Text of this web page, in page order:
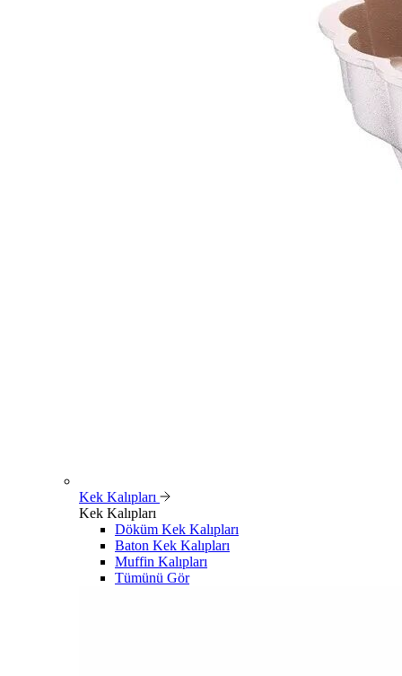
Kek Kalıpları
Kek Kalıpları
Döküm Kek Kalıpları
Baton Kek Kalıpları
Muffin Kalıpları
Tümünü Gör